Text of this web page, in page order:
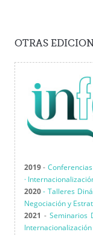
OTRAS
2019-
·
2020-Talleres
Negociación y
2021 - Seminarios